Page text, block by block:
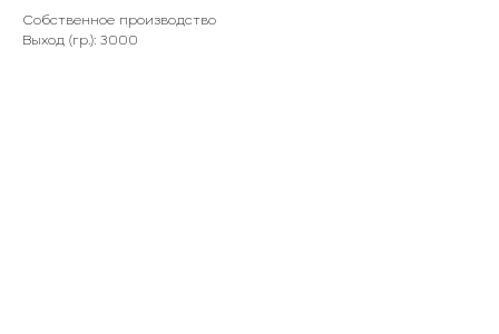
Собственное производство
Выход (гр.): 3000